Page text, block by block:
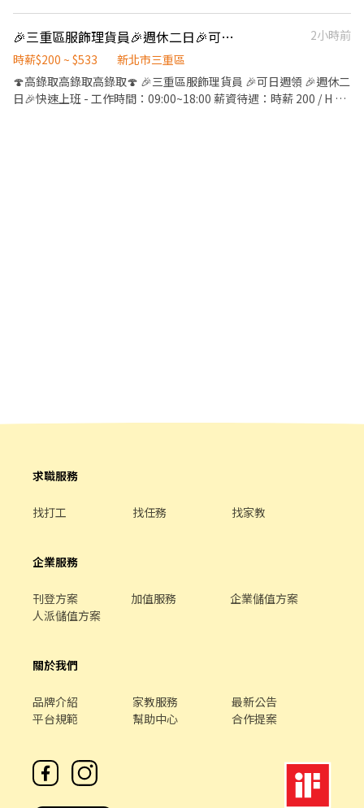
🎉三重區服飾理貨員🎉週休二日🎉可日週領🎉快速上班 @917fuojp 晴's
2小時前
時薪$200 ~ $533
新北市三重區
🍄高錄取高錄取高錄取🍄 🎉三重區服飾理貨員 🎉可日週領 🎉週休二
日🎉快速上班 - 工作時間：09:00~18:00 薪資待遇：時薪 200 / H 工
求職服務
找打工 找任務 找家教
企業服務
刊登方案 加值服務
企業儲值方案
人派儲值方案
關於我們
品牌介紹 家教服務
最新公告
平台規範
幫助中心 合作提案